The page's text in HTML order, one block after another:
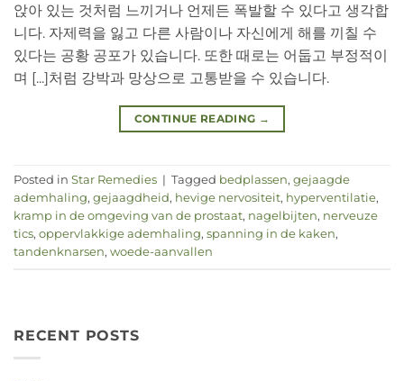
앉아 있는 것처럼 느끼거나 언제든 폭발할 수 있다고 생각합
니다. 자제력을 잃고 다른 사람이나 자신에게 해를 끼칠 수
있다는 공황 공포가 있습니다. 또한 때로는 어둡고 부정적이
며 [...]처럼 강박과 망상으로 고통받을 수 있습니다.
CONTINUE READING →
Posted in Star Remedies | Tagged bedplassen, gejaagde
ademhaling, gejaagdheid, hevige nervositeit, hyperventilatie,
kramp in de omgeving van de prostaat, nagelbijten, nerveuze
tics, oppervlakkige ademhaling, spanning in de kaken,
tandenknarsen, woede-aanvallen
RECENT POSTS